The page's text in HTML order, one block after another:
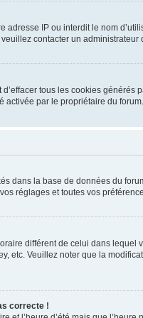
IP ou interdit le nom
contacter un administrateur
tous les cookies
activée par le propriétaire du
dans la base de données du
réglages et toutes vos
différent de celui dans
etc. Veuillez noter que la
correcte !